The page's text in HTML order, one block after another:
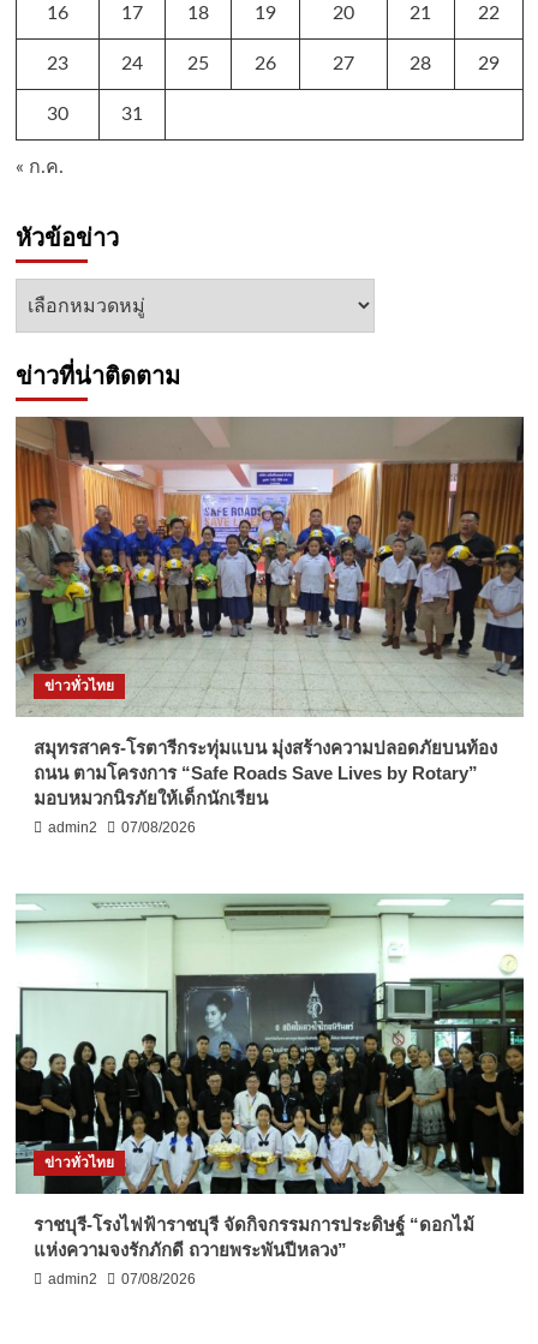
16 17 18 19 20 21 22
23 24 25 26 27 28 29
30 31
« ก.ค.
หัวข้อข่าว
หัวข้อ
ข่าวที่น่าติดตาม
ข่าวทั่วไทย
สมุทรสาคร-โรตารีกระทุ่มแบน มุ่งสร้างความปลอดภัยบนท้อง
ถนน ตามโครงการ “Safe Roads Save Lives by Rotary”
มอบหมวกนิรภัยให้เด็กนักเรียน
admin2 07/08/2026
ข่าวทั่วไทย
ราชบุรี-โรงไฟฟ้าราชบุรี จัดกิจกรรมการประดิษฐ์ “ดอกไม้
แห่งความจงรักภักดี ถวายพระพันปีหลวง”
admin2 07/08/2026